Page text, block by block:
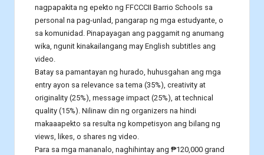
nagpapakita ng epekto ng FFCCCII Barrio Schools sa
personal na pag-unlad, pangarap ng mga estudyante, o
sa komunidad. Pinapayagan ang paggamit ng anumang
wika, ngunit kinakailangang may English subtitles ang
video.
Batay sa pamantayan ng hurado, huhusgahan ang mga
entry ayon sa relevance sa tema (35%), creativity at
originality (25%), message impact (25%), at technical
quality (15%). Nilinaw din ng organizers na hindi
makaaapekto sa resulta ng kompetisyon ang bilang ng
views, likes, o shares ng video.
Para sa mga mananalo, naghihintay ang ₱120,000 grand